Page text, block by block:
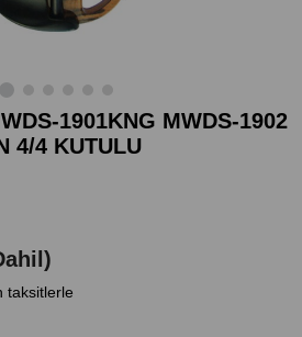
1901KNG MWDS-1902
4/4 KUTULU
taksitlerle